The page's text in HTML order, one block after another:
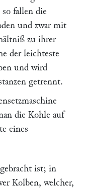
fallen die
und zwar mit
zu ihrer
der leichteste
und wird
getrennt.
die Kohle auf
eines
ist; in
Kolben, welcher,